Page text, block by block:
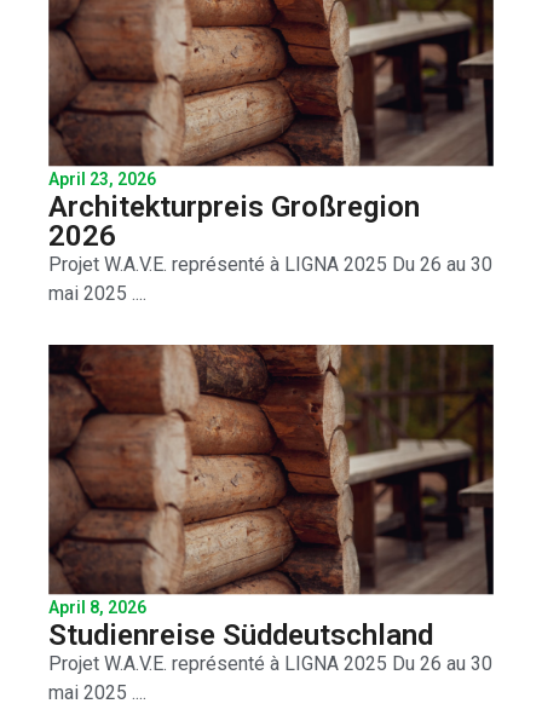
April 23, 2026
Architekturpreis Großregion
2026
Projet W.A.V.E. représenté à LIGNA 2025 Du 26 au 30
mai 2025 ....
April 8, 2026
Studienreise Süddeutschland
Projet W.A.V.E. représenté à LIGNA 2025 Du 26 au 30
mai 2025 ....